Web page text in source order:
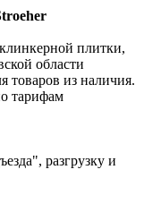
плитки,
области
товаров из наличия.
тарифам
разгрузку и